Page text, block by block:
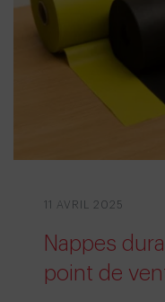
11 AVRIL 2025
Nappes
point de